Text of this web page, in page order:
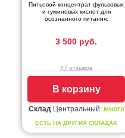
Питьевой концентрат фульвовых
и гуминовых кислот для
осознанного питания.
3 500 руб.
47 отзывов
В корзину
Склад Центральный: много
ЕСТЬ НА ДРУГИХ СКЛАДАХ